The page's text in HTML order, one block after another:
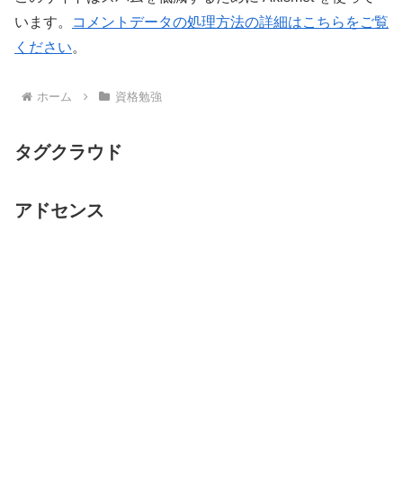
います。
コメントデータの処理方法の詳細はこちらをご覧
ください。
ホーム 資格勉強
タグクラウド
アドセンス